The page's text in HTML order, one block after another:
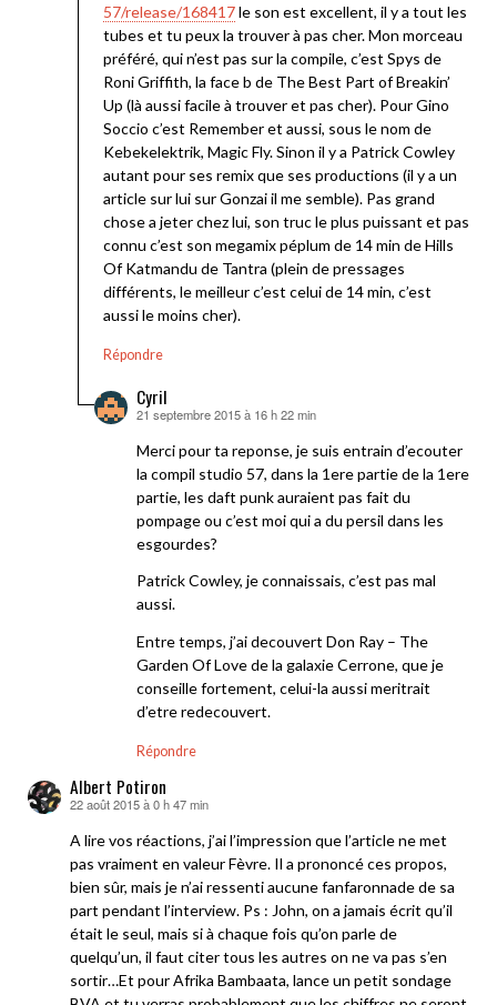
57/release/168417le son est excellent, il y a tout les
tubes et tu peux la trouver à pas cher. Mon morceau
préféré, qui n’est pas sur la compile, c’est Spys de
Roni Griffith, la face b de The Best Part of Breakin’
Up (là aussi facile à trouver et pas cher). Pour Gino
Soccio c’est Remember et aussi, sous le nom de
Kebekelektrik, Magic Fly. Sinon il y a Patrick Cowley
autant pour ses remix que ses productions (il y a un
article sur lui sur Gonzai il me semble). Pas grand
chose a jeter chez lui, son truc le plus puissant et pas
connu c’est son megamix péplum de 14 min de Hills
Of Katmandu de Tantra (plein de pressages
différents, le meilleur c’est celui de 14 min, c’est
aussi le moins cher).
Répondre
Cyril
dit :
21 septembre 2015 à 16 h 22 min
Merci pour ta reponse, je suis entrain d’ecouter
la compil studio 57, dans la 1ere partie de la 1ere
partie, les daft punk auraient pas fait du
pompage ou c’est moi qui a du persil dans les
esgourdes?
Patrick Cowley, je connaissais, c’est pas mal
aussi.
Entre temps, j’ai decouvert Don Ray – The
Garden Of Love de la galaxie Cerrone, que je
conseille fortement, celui-la aussi meritrait
d’etre redecouvert.
Répondre
Albert Potiron
dit :
22 août 2015 à 0 h 47 min
A lire vos réactions, j’ai l’impression que l’article ne met
pas vraiment en valeur Fèvre. Il a prononcé ces propos,
bien sûr, mais je n’ai ressenti aucune fanfaronnade de sa
part pendant l’interview. Ps : John, on a jamais écrit qu’il
était le seul, mais si à chaque fois qu’on parle de
quelqu’un, il faut citer tous les autres on ne va pas s’en
sortir…Et pour Afrika Bambaata, lance un petit sondage